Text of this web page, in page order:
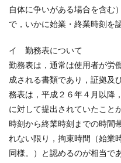
自体に争いがある場合を含む
で，いかに始業・終業時刻を
イ 勤務表について
勤務表は，通常は使用者が労
成される書類であり，証拠及
務表は，平成２６年４月以降
に対して提出されていたこと
時刻から終業時刻までの時間
れない限り，拘束時間（始業
同様。）と認めるのが相当であ